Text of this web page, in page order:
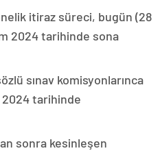
itiraz süreci, bugün (28
2024 tarihinde sona
sınav komisyonlarınca
2024 tarihinde
sonra kesinleşen